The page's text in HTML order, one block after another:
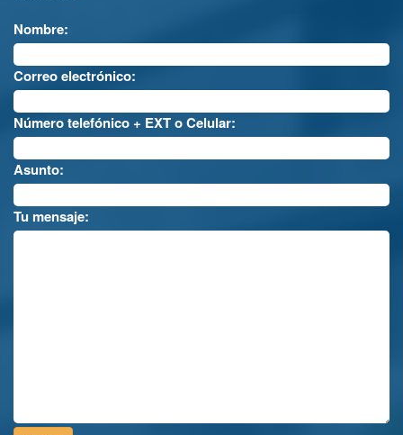
Nombre:
Correo electrónico:
Número telefónico + EXT o Celular:
Asunto:
Tu mensaje: